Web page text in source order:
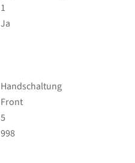
1
Ja
Handschaltung
Front
5
998